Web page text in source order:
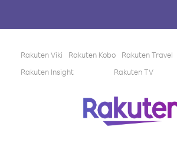
Rakuten Viki Rakuten Kobo Rakuten Travel
Rakuten Insight
Rakuten TV